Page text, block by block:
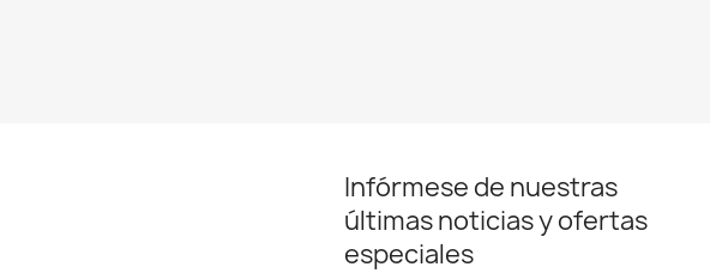
Infórmese de nuestras
últimas noticias y ofertas
especiales